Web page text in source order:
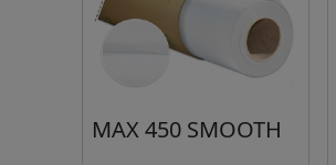
MAX 450 SMOOTH